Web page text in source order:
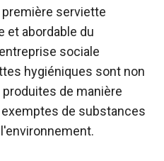
serviette
et abordable du
sociale
hygiéniques sont non
de manière
de substances